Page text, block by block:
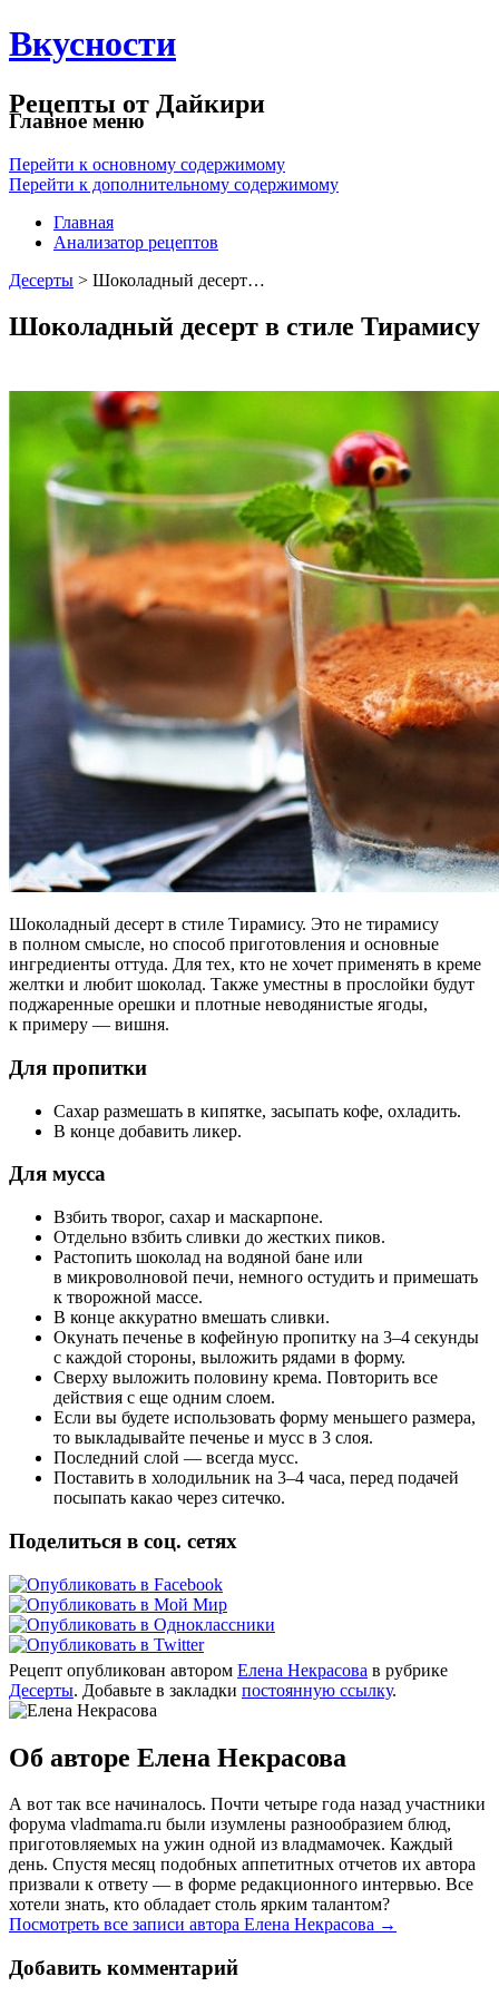
Вкусности
Рецепты от Дайкири
Главное меню
Перейти к основному содержимому
Перейти к дополнительному содержимому
Главная
Анализатор рецептов
Десерты > Шоколадный десерт…
Шоколадный десерт в стиле Тирамису
Шоколадный десерт в стиле Тирамису. Это не тирамису
в полном смысле, но способ приготовления и основные
ингредиенты оттуда. Для тех, кто не хочет применять в креме
желтки и любит шоколад. Также уместны в прослойки будут
поджаренные орешки и плотные неводянистые ягоды,
к примеру — вишня.
Для пропитки
Сахар размешать в кипятке, засыпать кофе, охладить.
В конце добавить ликер.
Для мусса
Взбить творог, сахар и маскарпоне.
Отдельно взбить сливки до жестких пиков.
Растопить шоколад на водяной бане или
в микроволновой печи, немного остудить и примешать
к творожной массе.
В конце аккуратно вмешать сливки.
Окунать печенье в кофейную пропитку на 3–4 секунды
с каждой стороны, выложить рядами в форму.
Сверху выложить половину крема. Повторить все
действия с еще одним слоем.
Если вы будете использовать форму меньшего размера,
то выкладывайте печенье и мусс в 3 слоя.
Последний слой — всегда мусс.
Поставить в холодильник на 3–4 часа, перед подачей
посыпать какао через ситечко.
Поделиться в соц. сетях
Рецепт опубликован автором Елена Некрасова в рубрике
Десерты. Добавьте в закладки постоянную ссылку.
Об авторе Елена Некрасова
А вот так все начиналось. Почти четыре года назад участники
форума vladmama.ru были изумлены разнообразием блюд,
приготовляемых на ужин одной из владмамочек. Каждый
день. Спустя месяц подобных аппетитных отчетов их автора
призвали к ответу — в форме редакционного интервью. Все
хотели знать, кто обладает столь ярким талантом?
Посмотреть все записи автора Елена Некрасова →
Добавить комментарий